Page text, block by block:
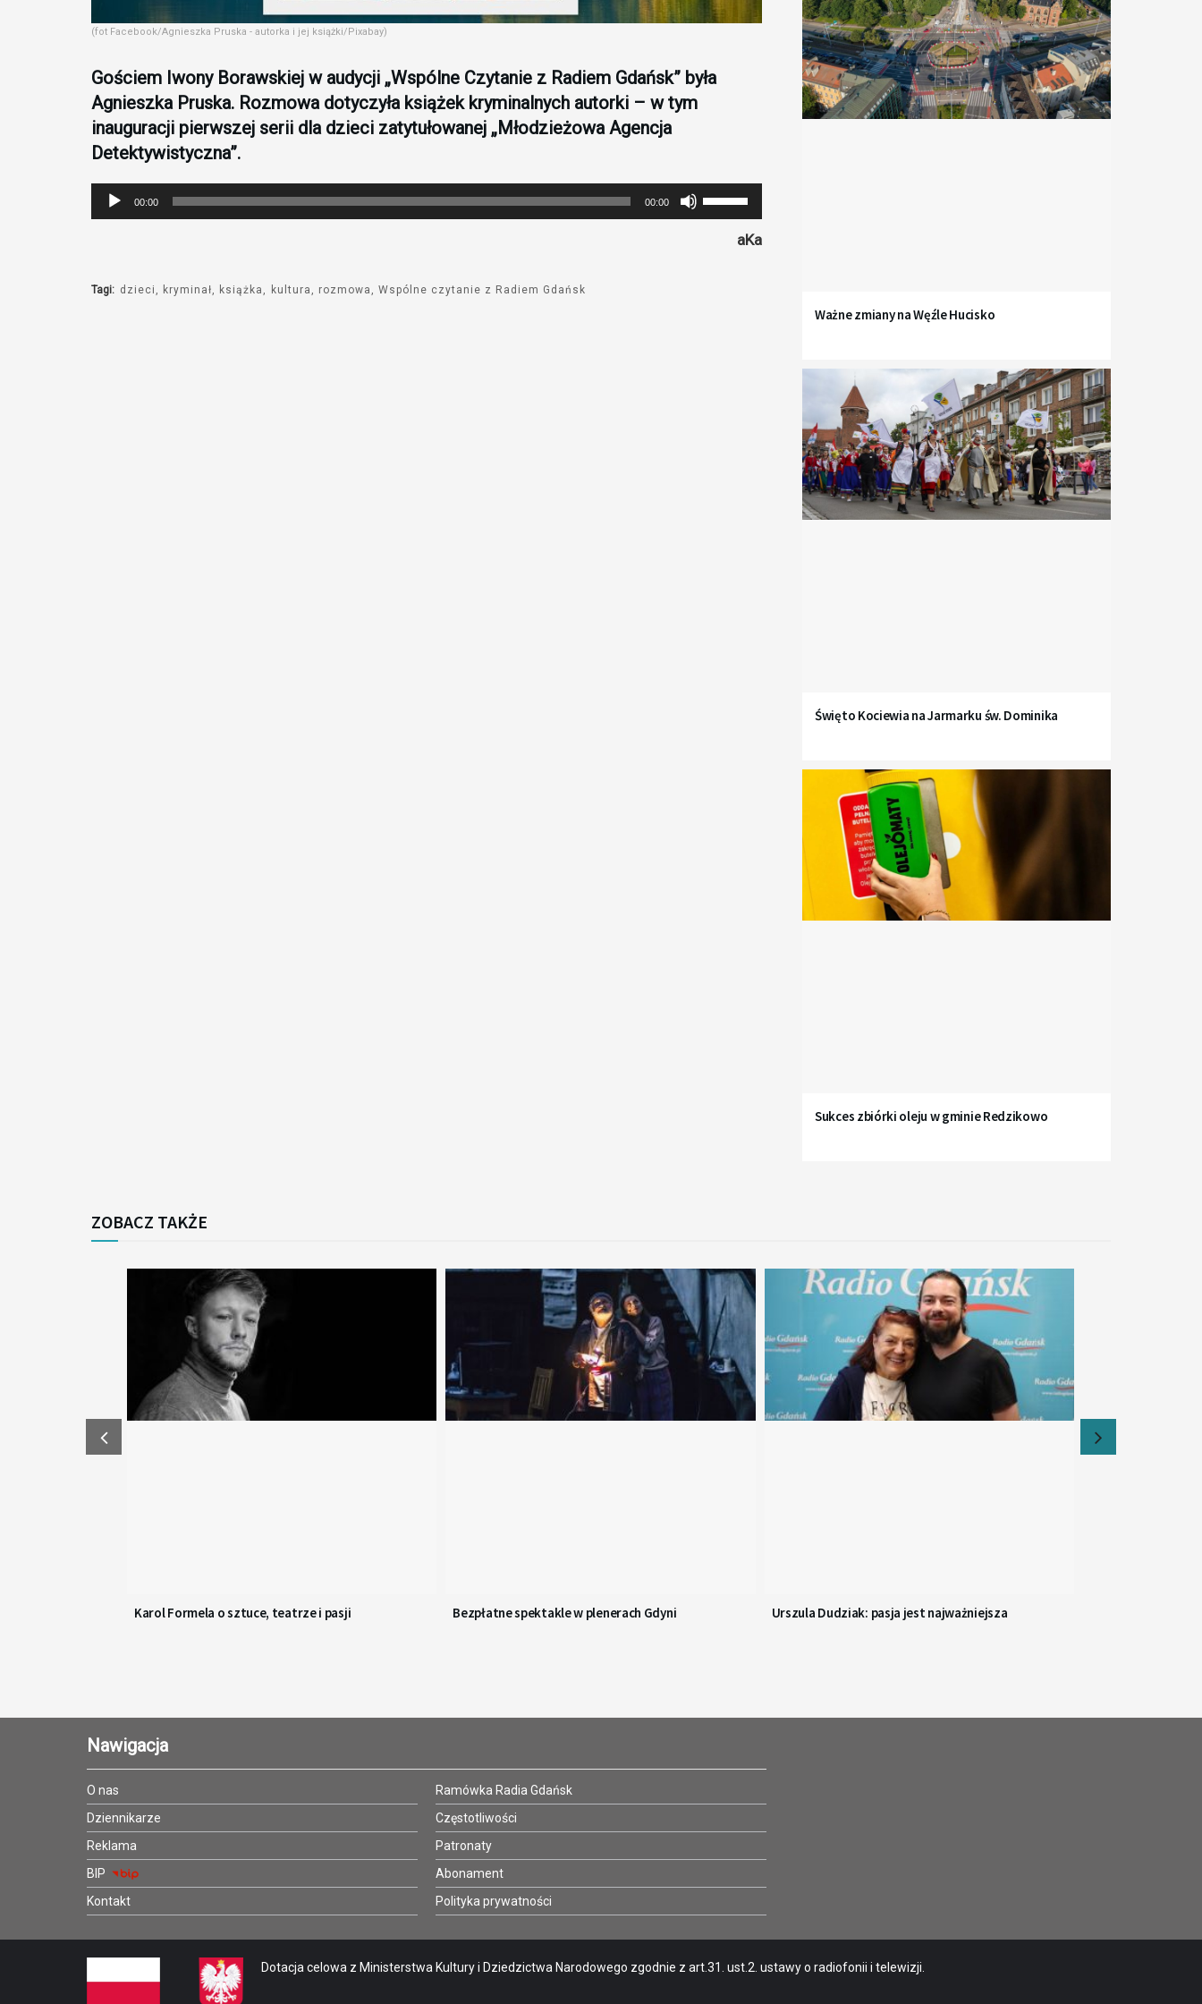
(fot Facebook/Agnieszka Pruska - autorka i jej książki/Pixabay)
Gościem Iwony Borawskiej w audycji „Wspólne Czytanie z Radiem Gdańsk” była
Agnieszka Pruska. Rozmowa dotyczyła książek kryminalnych autorki – w tym
inauguracji pierwszej serii dla dzieci zatytułowanej „Młodzieżowa Agencja
Detektywistyczna”.
Odtwarzacz
plików
00:00 00:00
strzałek
aKa
Tagi: dzieci kryminał książka kultura rozmowa Wspólne czytanie z Radiem Gdańsk
Ważne zmiany na Węźle Hucisko
Święto Kociewia na Jarmarku św. Dominika
Sukces zbiórki oleju w gminie Redzikowo
ZOBACZ TAKŻE
Karol Formela o sztuce, teatrze i pasji Bezpłatne spektakle w plenerach Gdyni Urszula Dudziak: pasja jest najważniejsza
Nawigacja
O nas
Dziennikarze
Reklama
BIP
Kontakt
Ramówka Radia Gdańsk
Częstotliwości
Patronaty
Abonament
Polityka prywatności
Dotacja celowa z Ministerstwa Kultury i Dziedzictwa Narodowego zgodnie z art.31. ust.2. ustawy o radiofonii i telewizji.